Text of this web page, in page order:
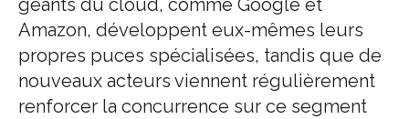
géants du cloud, comme Google et
Amazon, développent eux-mêmes leurs
propres puces spécialisées, tandis que de
nouveaux acteurs viennent régulièrement
renforcer la concurrence sur ce segment